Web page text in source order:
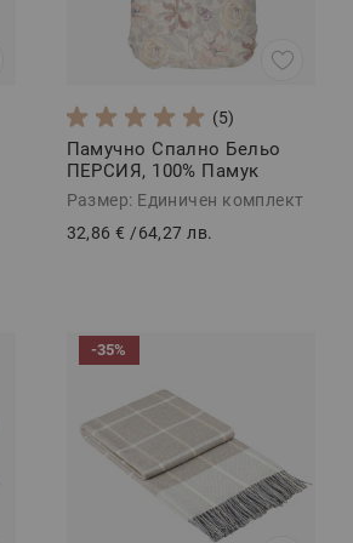
(5)
Памучно Спално Бельо
ПЕРСИЯ, 100% Памук
Ранфорс, 3 части
Размер: Единичен комплект
32,86 € /64,27 лв.
-35%